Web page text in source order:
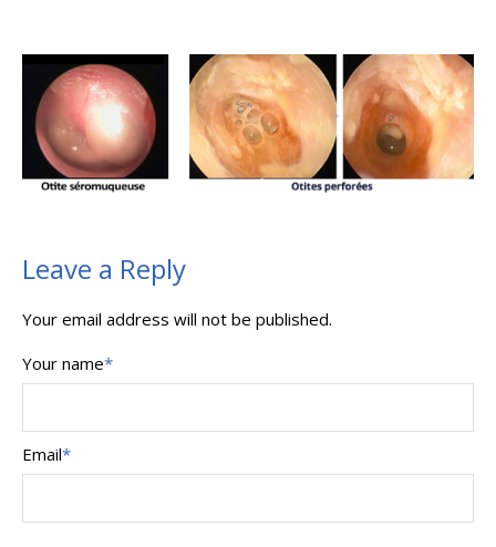
Leave a Reply
Your email address will not be published.
Your name*
Email*